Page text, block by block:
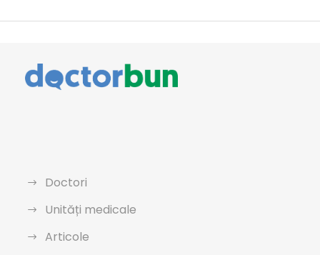
Doctori
Unități medicale
Articole